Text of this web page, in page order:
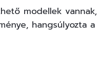
modellek vannak,
hangsúlyozta a